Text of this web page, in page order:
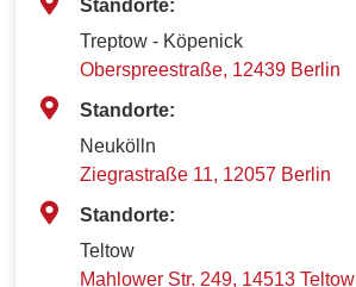
Standorte:
Treptow - Köpenick
Oberspreestraße, 12439 Berlin
Standorte:
Neukölln
Ziegrastraße 11, 12057 Berlin
Standorte:
Teltow
Mahlower Str. 249, 14513 Teltow